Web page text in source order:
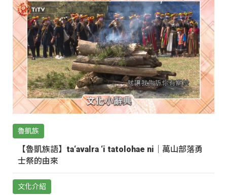
魯凱族
【魯凱族語】ta‘avalra ‘i tatolohae ni｜萬山部落勇
士祭的由來
文化介紹